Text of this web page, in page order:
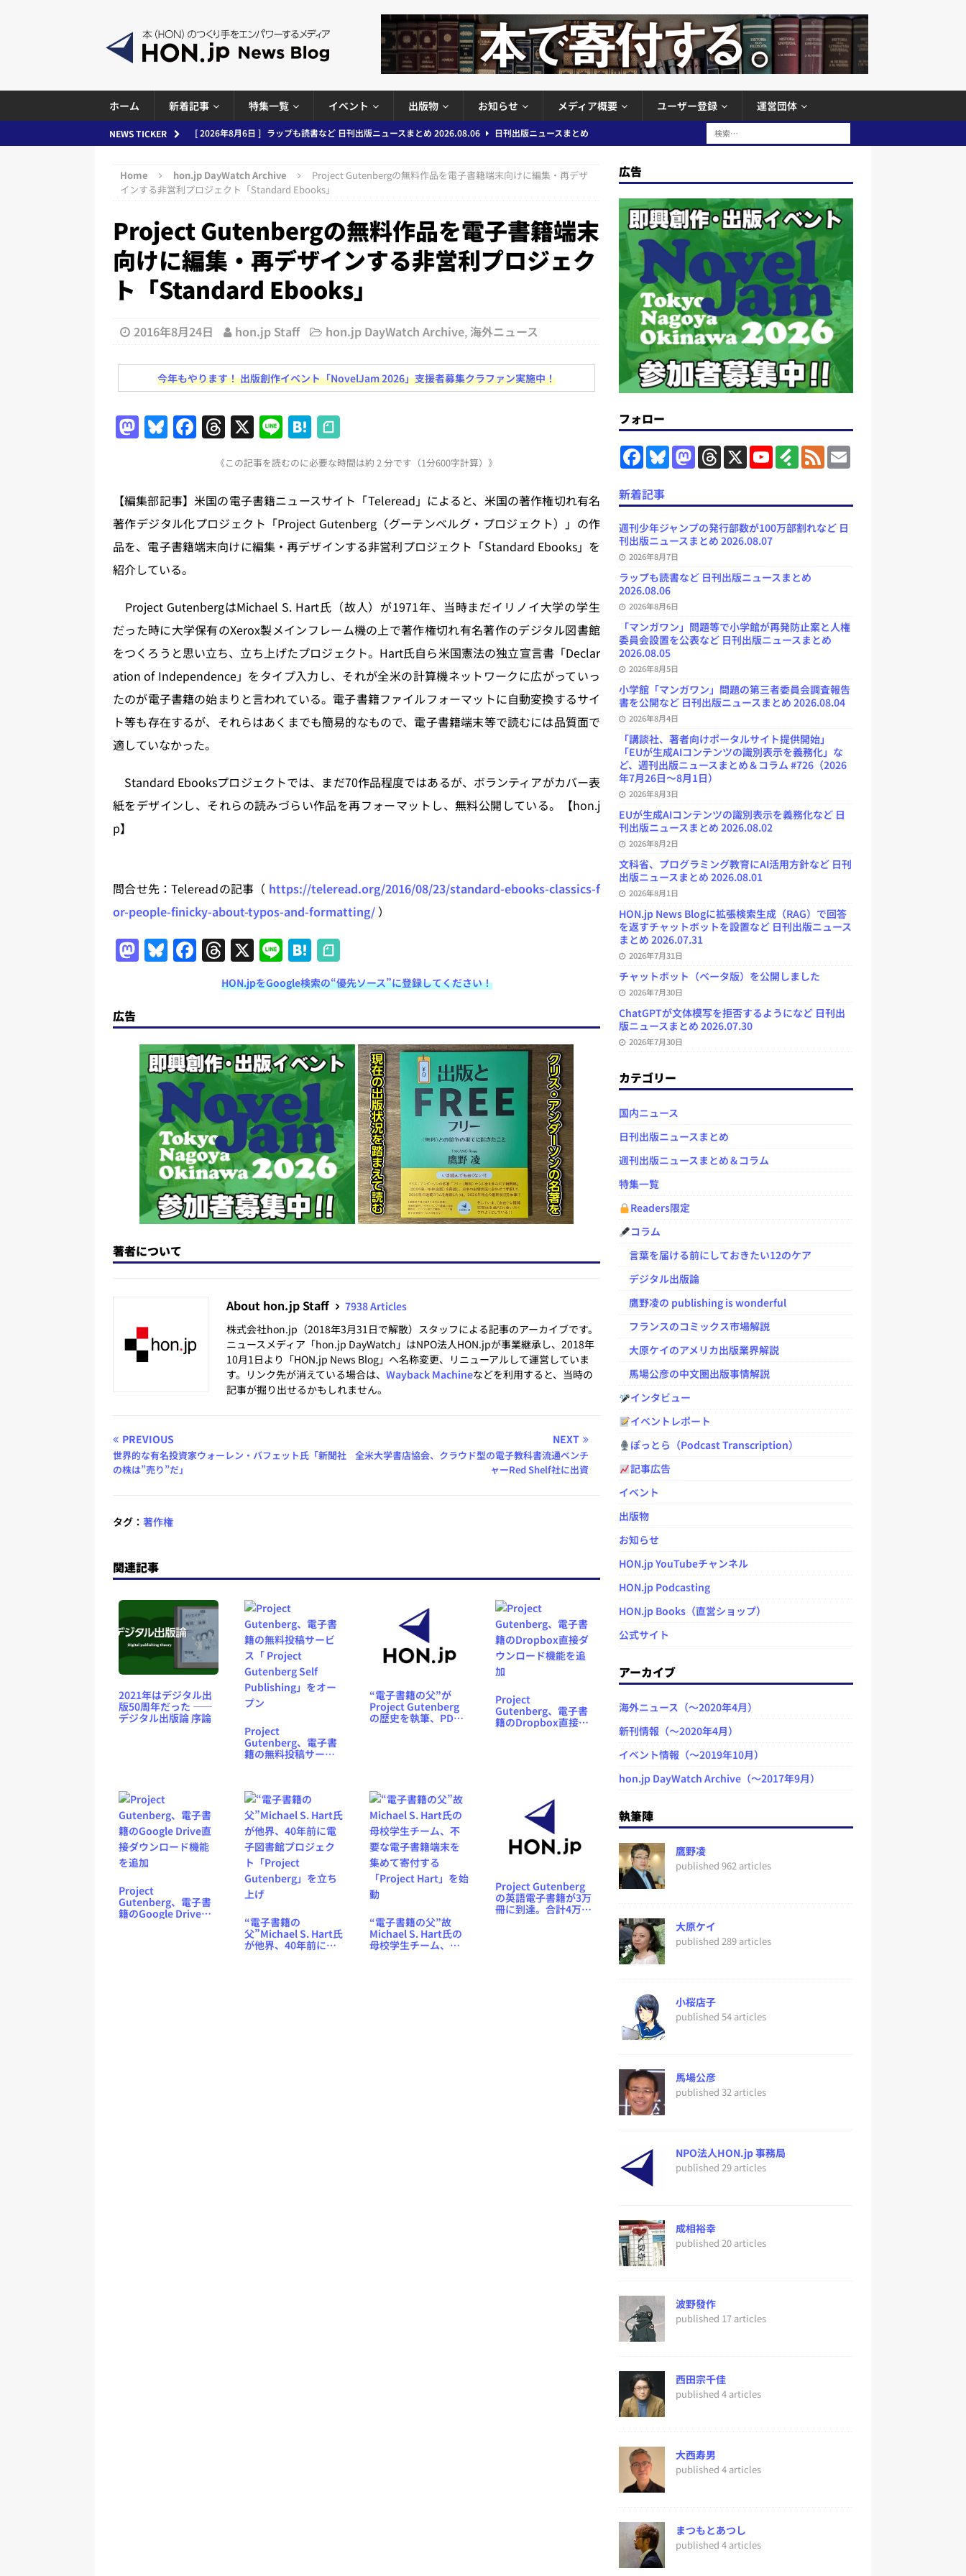
ホーム 新着記事 特集一覧 イベント 出版物 お知らせ メディア概要 ユーザー登録 運営団体
NEWS TICKER [ 2026年8月5日 ] 「マンガワン」問題等で小学館が再発防止案と人権委員会設置を公表など 日刊出版ニュ
[ 2026年8月4日 ] 小学館「マンガワン」問題の第三者委員会調査報告書を公開など 日刊出版ニュースまと
[ 2026年8月3日 ] 「講談社、著者向けポータルサイト提供開始」「EUが生成AIコンテンツの識別表示を義
務化」など、週刊出版ニュースまとめ＆コラム #726（2026年7月26日～8月1日）
週刊出版ニュースま
とめ＆コラム
[ 2026年8月2日 ]
EUが生成AIコンテンツの識別表示を義務化など 日刊出版ニュースまとめ 2026.08.02
日刊出版ニュースまとめ
日刊出版ニュースまとめ
日刊出版ニュースまとめ 2026.07.31
刊出版ニュースまとめ
[ 2026年8月7日 ]
週刊少年ジャンプの発行部数が100万部割れなど 日刊出版ニュースまとめ 2026.08.07
日刊出版ニュースまとめ
Home hon.jp DayWatch Archive
Project Gutenbergの無料作品を電子書籍端末向けに編集・再デザ
インする非営利プロジェクト「Standard Ebooks」
Project Gutenbergの無料作品を電子書籍端末
向けに編集・再デザインする非営利プロジェク
ト「Standard Ebooks」
2016年8月24日 hon.jp Staff hon.jp DayWatch Archive, 海外ニュース
今年もやります！ 出版創作イベント「NovelJam 2026」支援者募集クラファン実施中！
M
o
d
o
n
Bl
s
k
y
F
e
b
o
T
re
a
d
s
X Li
n
e
H
at
e
n
a
《この記事を読むのに必要な時間は約 2 分です（1分600字計算）》
【編集部記事】米国の電子書籍ニュースサイト「Teleread」によると、米国の著作権切れ有名
著作デジタル化プロジェクト「Project Gutenberg（グーテンベルグ・プロジェクト）」の作
品を、電子書籍端末向けに編集・再デザインする非営利プロジェクト「Standard Ebooks」を
紹介している。
Project GutenbergはMichael S. Hart氏（故人）が1971年、当時まだイリノイ大学の学生
だった時に大学保有のXerox製メインフレーム機の上で著作権切れ有名著作のデジタル図書館
をつくろうと思い立ち、立ち上げたプロジェクト。Hart氏自ら米国憲法の独立宣言書「Declar
ation of Independence」をタイプ入力し、それが全米の計算機ネットワークに広がっていっ
たのが電子書籍の始まりと言われている。電子書籍ファイルフォーマットに自動変換するサイ
ト等も存在するが、それらはあくまでも簡易的なもので、電子書籍端末等で読むには品質面で
適していなかった。
Standard Ebooksプロジェクトでは、まだ70作品程度ではあるが、ボランティアがカバー表
紙をデザインし、それらの読みづらい作品を再フォーマットし、無料公開している。【hon.j
p】
問合せ先：Telereadの記事（ https://teleread.org/2016/08/23/standard-ebooks-classics-f
or-people-finicky-about-typos-and-formatting/ ）
M
a
o
d
o
n
Bl
u
s
k
y
F
a
e
b
o
o
k
T
h
re
a
d
s
X Li
n
e
H
at
e
n
a
HON.jpをGoogle検索の“優先ソース”に登録してください！
広告
著者について
About hon.jp Staff
7938 Articles
株式会社hon.jp（2018年3月31日で解散）スタッフによる記事のアーカイブです。
ニュースメディア「hon.jp DayWatch」はNPO法人HON.jpが事業継承し、2018年
10月1日より「HON.jp News Blog」へ名称変更、リニューアルして運営していま
す。リンク先が消えている場合は、 Wayback Machineなどを利用すると、当時の
記事が掘り出せるかもしれません。
PREVIOUS
世界的な有名投資家ウォーレン・バフェット氏「新聞社
の株は”売り”だ」
NEXT
全米大学書店協会、クラウド型の電子教科書流通ベンチ
ャーRed Shelf社に出資
タグ： 著作権
関連記事
2021年はデジタル出
版50周年だった ――
デジタル出版論 序論
Project
Gutenberg、電子書
籍の無料投稿サービ
Publishing」をオー
プン
“電子書籍の父”が
Project Gutenberg
の歴史を執筆、PDF
Project
Gutenberg、電子書
籍のDropbox直接ダ
Project
Gutenberg、電子書
籍のGoogle Drive直
“電子書籍の
父”Michael S. Hart氏
が他界、40年前に電
“電子書籍の父”故
Michael S. Hart氏の
母校学生チーム、不
Project Gutenberg
の英語電子書籍が3万
冊に到達。合計4万点
広告
フォロー
F
a
e
b
o
o
k
B
l
k
M
a
d
o
n
T
h
d
s
X
Y
o
b
e
C
n
F
e
y
F
e
E
m
新着記事
週刊少年ジャンプの発行部数が100万部割れなど 日
刊出版ニュースまとめ 2026.08.07
2026年8月7日
ラップも読書など 日刊出版ニュースまとめ
2026.08.06
2026年8月6日
「マンガワン」問題等で小学館が再発防止案と人権
委員会設置を公表など 日刊出版ニュースまとめ
2026.08.05
2026年8月5日
小学館「マンガワン」問題の第三者委員会調査報告
書を公開など 日刊出版ニュースまとめ 2026.08.04
2026年8月4日
「講談社、著者向けポータルサイト提供開始」
「EUが生成AIコンテンツの識別表示を義務化」な
ど、週刊出版ニュースまとめ＆コラム #726（2026
年7月26日～8月1日）
2026年8月3日
EUが生成AIコンテンツの識別表示を義務化など 日
刊出版ニュースまとめ 2026.08.02
2026年8月2日
文科省、プログラミング教育にAI活用方針など 日刊
出版ニュースまとめ 2026.08.01
2026年8月1日
HON.jp News Blogに拡張検索生成（RAG）で回答
を返すチャットボットを設置など 日刊出版ニュース
まとめ 2026.07.31
2026年7月31日
チャットボット（ベータ版）を公開しました
2026年7月30日
ChatGPTが文体模写を拒否するようになど 日刊出
版ニュースまとめ 2026.07.30
2026年7月30日
カテゴリー
国内ニュース
日刊出版ニュースまとめ
週刊出版ニュースまとめ＆コラム
特集一覧
Readers限定
コラム
言葉を届ける前にしておきたい12のケア
デジタル出版論
鷹野凌の publishing is wonderful
フランスのコミックス市場解説
大原ケイのアメリカ出版業界解説
馬場公彦の中文圏出版事情解説
インタビュー
イベントレポート
ぽっとら（Podcast Transcription）
記事広告
イベント
出版物
お知らせ
HON.jp YouTubeチャンネル
HON.jp Podcasting
HON.jp Books（直営ショップ）
公式サイト
アーカイブ
海外ニュース（～2020年4月）
新刊情報（～2020年4月）
イベント情報（～2019年10月）
hon.jp DayWatch Archive（～2017年9月）
執筆陣
鷹野凌
published 962 articles
大原ケイ
published 289 articles
小桜店子
published 54 articles
馬場公彦
published 32 articles
NPO法人HON.jp 事務局
published 29 articles
成相裕幸
published 20 articles
波野發作
published 17 articles
西田宗千佳
published 4 articles
大西寿男
published 4 articles
まつもとあつし
published 4 articles